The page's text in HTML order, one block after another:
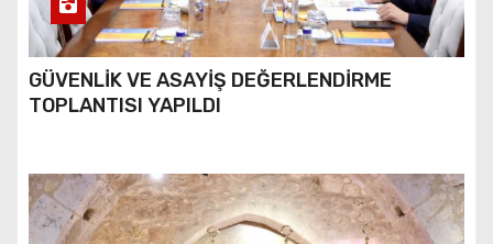
GÜVENLİK VE ASAYİŞ DEĞERLENDİRME
TOPLANTISI YAPILDI